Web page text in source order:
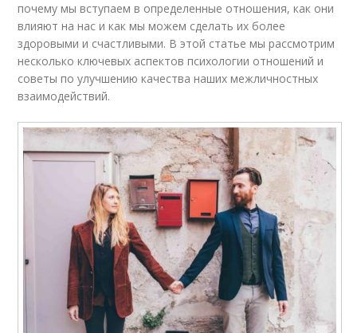
почему мы вступаем в определенные отношения, как они
влияют на нас и как мы можем сделать их более
здоровыми и счастливыми. В этой статье мы рассмотрим
несколько ключевых аспектов психологии отношений и
советы по улучшению качества наших межличностных
взаимодействий.